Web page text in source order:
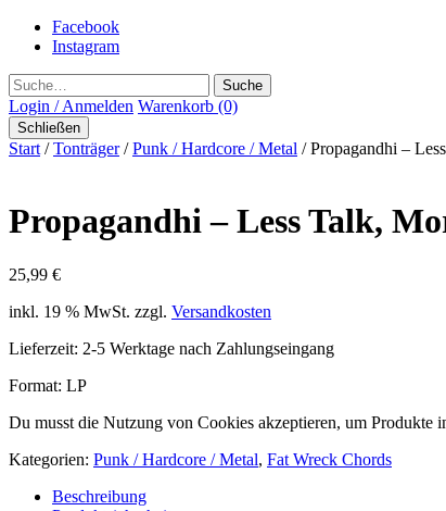
Facebook
Instagram
Suche
Login / Anmelden Warenkorb (0)
Schließen
Start /Tonträger/Punk / Hardcore / Metal / Propagandhi ‎–
Propagandhi ‎– Less Talk,
25,99 €
inkl. 19 % MwSt. zzgl. Versandkosten
Lieferzeit: 2-5 Werktage nach Zahlungseingang
Format: LP
Du musst die Nutzung von Cookies akzeptieren, um Produkte
Kategorien: Punk / Hardcore / Metal, Fat Wreck Chords
Beschreibung